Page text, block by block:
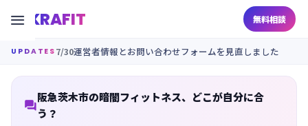
KRAFIT 無料相談

UPDATES 7/30運営者情報とお問い合わせフォームを見直しました

阪急茨木市の暗闇フィットネス、どこが自分に合
う？